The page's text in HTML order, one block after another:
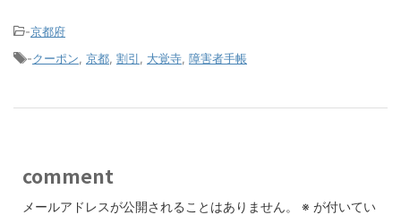
-京都府
-クーポン 京都 割引 大覚寺 障害者手帳
comment
メールアドレスが公開されることはありません。 ※ が付いてい